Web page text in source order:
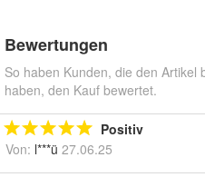
Bewertungen
So haben Kunden, die den Artikel
haben, den Kauf bewertet.
Positiv
Von: l***ü 27.06.25